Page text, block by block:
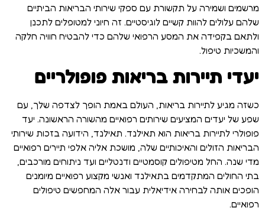
מרשמים ושמירה על תקשורת עם ספקי שירותי הבריאות הביתיים
שלהם עלולים להוות קשיים לוגיסטיים. זה חיוני למטופלים לתכנן
ולתאם בקפידה את המסע הרפואי שלהם כדי להבטיח חוויה חלקה
והמשכיות טיפול.
יעדי תיירות בריאות פופולריים
כשזה מגיע לתיירות בריאות, העולם באמת הופך לצדפה שלך, עם
שפע של יעדים המציעים שירותים רפואיים מהשורה הראשונה. יעד
פופולרי לתיירות בריאות הוא תאילנד. תאילנד, הידועה בזכות שירותי
הבריאות הזולים והאיכותיים שלה, מושכת אליה אלפי תיירים רפואיים
מדי שנה. החל מטיפולים קוסמטיים ודנטליים ועד ניתוחים מורכבים,
בתי החולים המתקדמים בתאילנד ואנשי מקצוע רפואיים מיומנים
הופכים אותה לבחירה אידיאלית עבור אלה המחפשים טיפולים
רפואיים.